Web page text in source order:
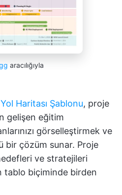
aracılığıyla
Haritası Şablonu, proje
gelişen eğitim
görselleştirmek ve
bir çözüm sunar. Proje
ve stratejileri
tablo biçiminde birden